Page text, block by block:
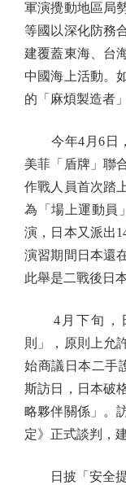
軍演攪動地區局
等國以深化防務
建覆蓋東海、台
中國海上活動。
的「麻煩製造者
今年4月6日，
美菲「盾牌」聯
作戰人員首次踏
為「場上運動員
演，日本又派出
演習期間日本還
此舉是二戰後日
4月下旬，日
則」，原則上允
始商議日本二手
斯訪日，日本破
略夥伴關係」。
定》正式談判，
日披「安全提